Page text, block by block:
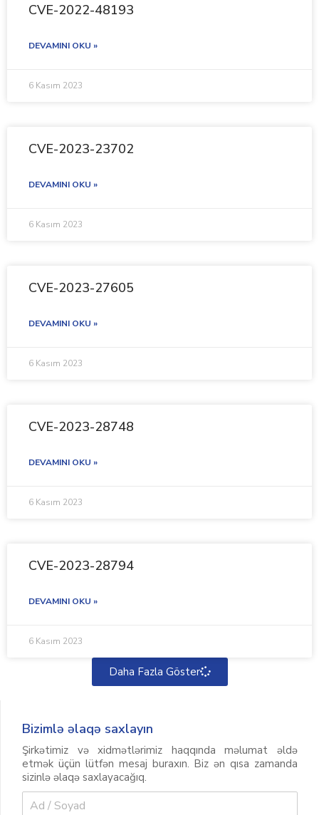
CVE-2022-48193
DEVAMINI OKU »
6 Kasım 2023
CVE-2023-23702
DEVAMINI OKU »
6 Kasım 2023
CVE-2023-27605
DEVAMINI OKU »
6 Kasım 2023
CVE-2023-28748
DEVAMINI OKU »
6 Kasım 2023
CVE-2023-28794
DEVAMINI OKU »
6 Kasım 2023
Daha Fazla Göster
Bizimlə əlaqə saxlayın
Şirkətimiz və xidmətlərimiz haqqında məlumat əldə
etmək üçün lütfən mesaj buraxın. Biz ən qısa zamanda
sizinlə əlaqə saxlayacağıq.